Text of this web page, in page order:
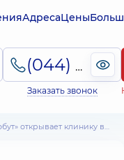
АдресаЦены
(044) 495-2-888
Заказать звонок
открывает клинику во Львове